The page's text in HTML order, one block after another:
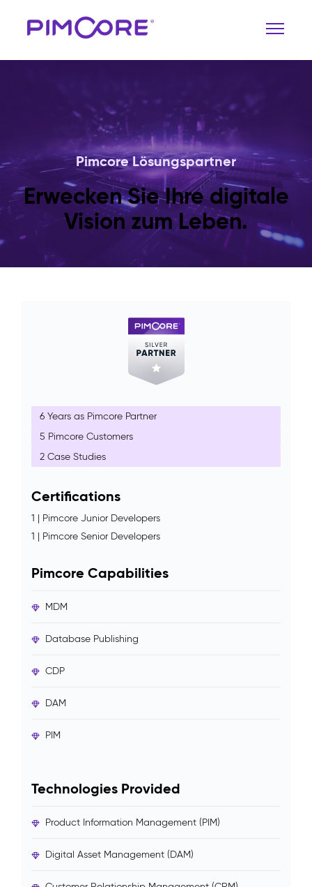
Pimcore Lösungspartner
Erwecken Sie Ihre digitale
Vision zum Leben.
6 Years as Pimcore Partner
5 Pimcore Customers
2 Case Studies
Certifications
1 | Pimcore Junior Developers
1 | Pimcore Senior Developers
Pimcore Capabilities
MDM
Database Publishing
CDP
DAM
PIM
Technologies Provided
Product Information Management (PIM)
Digital Asset Management (DAM)